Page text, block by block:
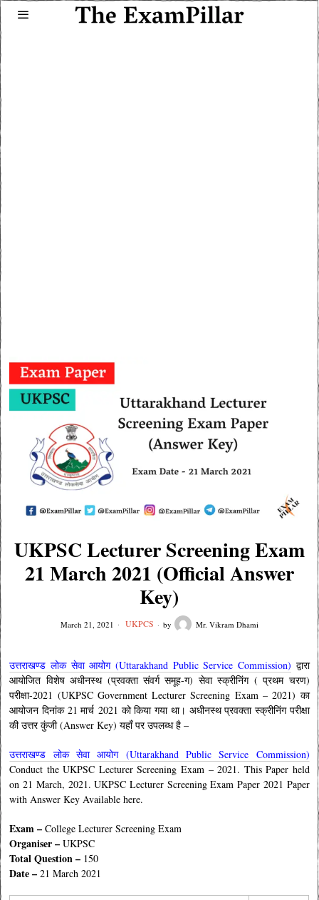
UKPSC Lecturer Screening Exam
21 March 2021 (Official Answer
Key)
March 21, 2021 UKPCS by Mr. Vikram Dhami
उत्तराखण्ड लोक सेवा आयोग (Uttarakhand Public Service Commission) द्वारा
आयोजित विशेष अधीनस्थ (प्रवक्ता संवर्ग समूह-ग) सेवा स्क्रीनिंग ( प्रथम चरण)
परीक्षा-2021 (UKPSC Government Lecturer Screening Exam – 2021) का
आयोजन दिनांक 21 मार्च2021 को किया गया था। अधीनस्थ प्रवक्ता स्क्रीनिंग परीक्षा
की उत्तर कुंजी (Answer Key) यहाँ पर उपलब्ध है –
उत्तराखण्ड लोक सेवा आयोग (Uttarakhand Public Service Commission)
Conduct theUKPSC Lecturer Screening Exam – 2021. This Paper held
on 21 March, 2021. UKPSC Lecturer Screening Exam Paper 2021 Paper
with Answer Key Available here.
Exam –College Lecturer Screening Exam
Organiser –UKPSC
Total Question – 150
Date –21 March 2021